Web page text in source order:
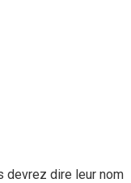
devrez dire leur nom